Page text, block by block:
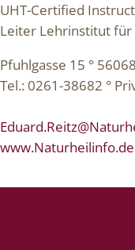
UHT-Certified
Leiter Lehrinstitut für
Pfuhlgasse 15 °
Tel.: 0261-38682 °
www.Naturheilinfo.de